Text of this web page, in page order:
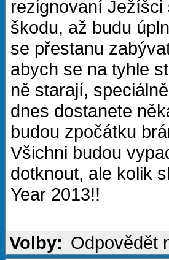
rezignovaní
škodu, až budu
se přestanu
abych se na tyhle
ně starají,
dnes dostanete
budou zpočátku
Všichni budou
dotknout, ale kolik
Year 2013!!
Volby: Odpovědět